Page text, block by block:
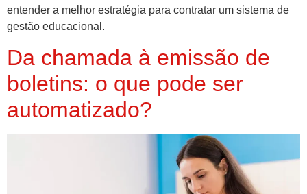
entender a melhor estratégia para contratar um sistema de
gestão educacional.
Da chamada à emissão de
boletins: o que pode ser
automatizado?